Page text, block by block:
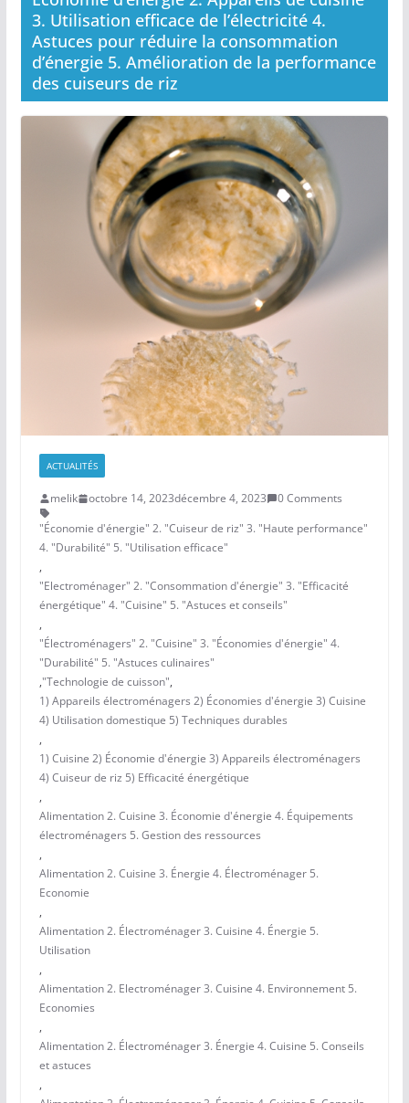
3. Utilisation efficace de l’électricité 4.
Astuces pour réduire la consommation
d’énergie 5. Amélioration de la performance
des cuiseurs de riz
ACTUALITÉS
melik octobre 14, 2023décembre 4, 2023
0 Comments
"Économie d'énergie" 2. "Cuiseur de riz" 3. "Haute performance"
4. "Durabilité" 5. "Utilisation efficace"
,
"Electroménager" 2. "Consommation d'énergie" 3. "Efficacité
énergétique" 4. "Cuisine" 5. "Astuces et conseils"
,
"Électroménagers" 2. "Cuisine" 3. "Économies d'énergie" 4.
"Durabilité" 5. "Astuces culinaires"
,"Technologie de cuisson",
1) Appareils électroménagers 2) Économies d'énergie 3) Cuisine
4) Utilisation domestique 5) Techniques durables
,
1) Cuisine 2) Économie d'énergie 3) Appareils électroménagers
4) Cuiseur de riz 5) Efficacité énergétique
,
Alimentation 2. Cuisine 3. Économie d'énergie 4. Équipements
électroménagers 5. Gestion des ressources
,
Alimentation 2. Cuisine 3. Énergie 4. Électroménager 5.
Economie
,
Alimentation 2. Électroménager 3. Cuisine 4. Énergie 5.
Utilisation
,
Alimentation 2. Electroménager 3. Cuisine 4. Environnement 5.
Economies
,
Alimentation 2. Électroménager 3. Énergie 4. Cuisine 5. Conseils
et astuces
,